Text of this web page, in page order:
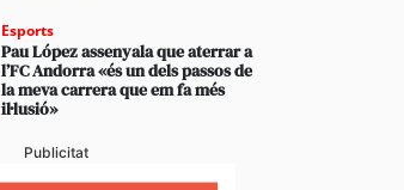
Esports
Pau López assenyala que aterrar a
l’FC Andorra «és un dels passos de
la meva carrera que em fa més
il·lusió»
Publicitat